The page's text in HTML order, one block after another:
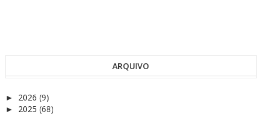
ARQUIVO
► 2026 (9)
► 2025 (68)